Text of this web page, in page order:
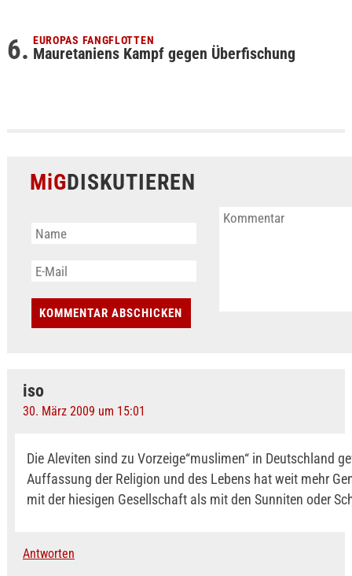
EUROPAS FANGFLOTTEN
Mauretaniens Kampf gegen Überfischung
MiGDISKUTIEREN
iso
30. März 2009 um 15:01
Die Aleviten sind zu Vorzeige“muslimen“ in Deutschland
Auffassung der Religion und des Lebens hat weit mehr
mit der hiesigen Gesellschaft als mit den Sunniten oder
Antworten